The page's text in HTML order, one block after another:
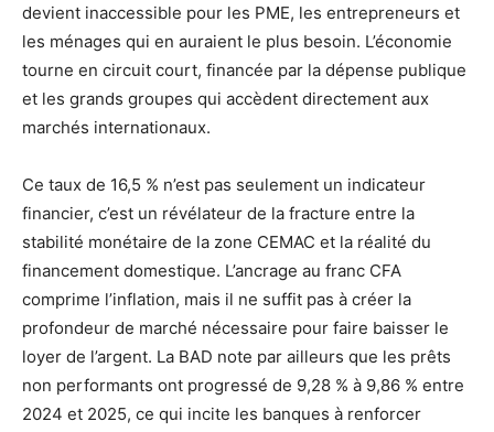
devient inaccessible pour les PME, les entrepreneurs et
les ménages qui en auraient le plus besoin. L’économie
tourne en circuit court, financée par la dépense publique
et les grands groupes qui accèdent directement aux
marchés internationaux.
Ce taux de 16,5 % n’est pas seulement un indicateur
financier, c’est un révélateur de la fracture entre la
stabilité monétaire de la zone CEMAC et la réalité du
financement domestique. L’ancrage au franc CFA
comprime l’inflation, mais il ne suffit pas à créer la
profondeur de marché nécessaire pour faire baisser le
loyer de l’argent. La BAD note par ailleurs que les prêts
non performants ont progressé de 9,28 % à 9,86 % entre
2024 et 2025, ce qui incite les banques à renforcer